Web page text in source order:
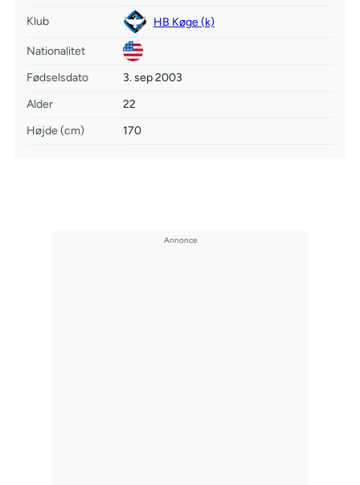
Klub HB Køge (k)
Nationalitet
Fødselsdato
3. sep 2003
Alder
22
Højde (cm)
170